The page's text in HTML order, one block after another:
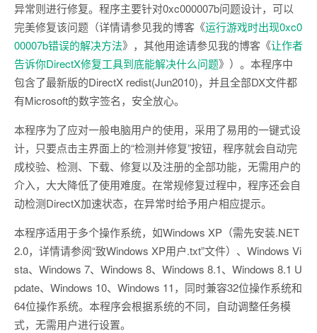
异常则进行修复。程序主要针对0xc000007b问题设计，可以
完美修复该问题（详情请参见我的博客《运行游戏时出现0xc0
00007b错误的解决方法》，其他用途请参见我的博客《让作者
告诉你DirectX修复工具到底能解决什么问题》）。本程序中
包含了最新版的DirectX redist(Jun2010)，并且全部DX文件都
有Microsoft的数字签名，安全放心。
本程序为了应对一般电脑用户的使用，采用了易用的一键式设
计，只要点击主界面上的“检测并修复”按钮，程序就会自动完
成校验、检测、下载、修复以及注册的全部功能，无需用户的
介入，大大降低了使用难度。在常规修复过程中，程序还会自
动检测DirectX加速状态，在异常时给予用户相应提示。
本程序适用于多个操作系统，如Windows XP（需先安装.NET
2.0，详情请参阅“致Windows XP用户.txt”文件）、Windows Vi
sta、Windows 7、Windows 8、Windows 8.1、Windows 8.1 U
pdate、Windows 10、Windows 11，同时兼容32位操作系统和
64位操作系统。本程序会根据系统的不同，自动调整任务模
式，无需用户进行设置。